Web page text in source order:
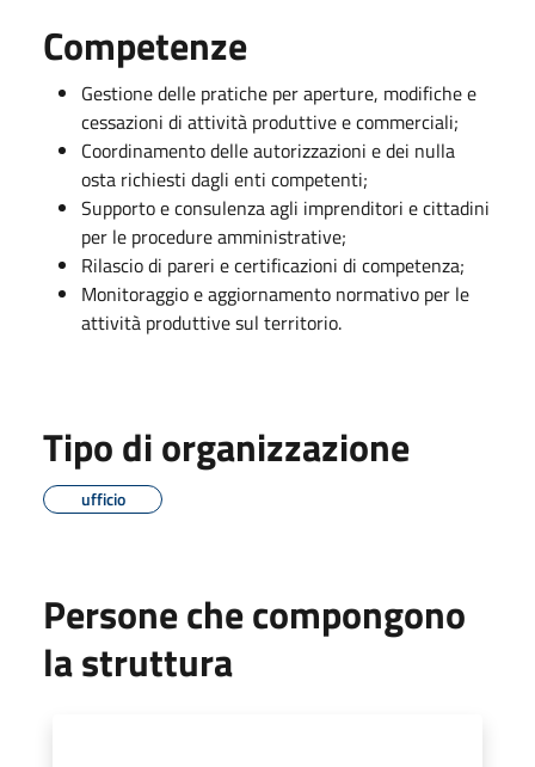
Competenze
Gestione delle pratiche per aperture, modifiche e
cessazioni di attività produttive e commerciali;
Coordinamento delle autorizzazioni e dei nulla
osta richiesti dagli enti competenti;
Supporto e consulenza agli imprenditori e cittadini
per le procedure amministrative;
Rilascio di pareri e certificazioni di competenza;
Monitoraggio e aggiornamento normativo per le
attività produttive sul territorio.
Tipo di organizzazione
ufficio
Persone che compongono
la struttura